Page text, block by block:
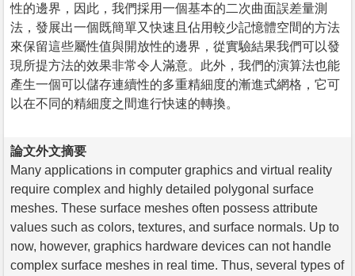
性的邊界，因此，我們採用一個基本的二次曲面誤差量測
法，發展出一個既簡單又快速且佔用較少記憶體空間的方法
來保留這些屬性值與開放性的邊界，從實驗結果我們可以發
現所提方法的效果非常令人滿意。此外，我們的演算法也能
產生一個可以儲存連續性的多重精細度的漸進式網格，它可
以在不同的精細度之間進行快速的轉換。
論文外文摘要
Many applications in computer graphics and virtual reality
require complex and highly detailed polygonal surface
meshes. These surface meshes often possess attribute
values such as colors, textures, and surface normals. Up to
now, however, graphics hardware devices can not handle
complex surface meshes in real time. Thus, several types of